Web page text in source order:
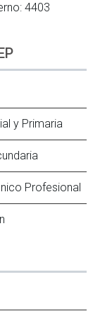
4403
y Primaria
Profesional